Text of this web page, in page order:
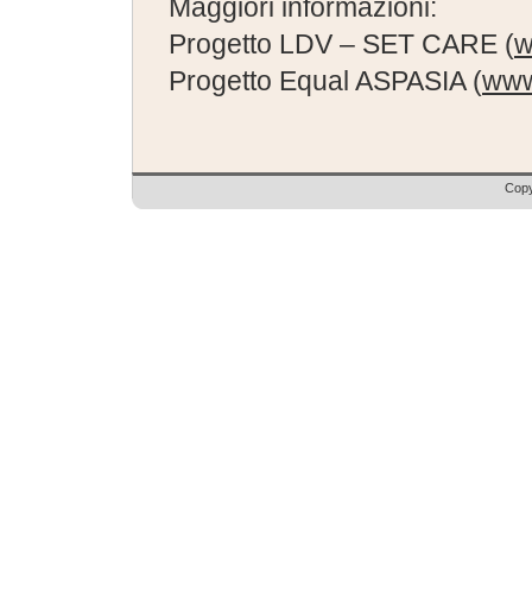
Maggiori informazioni:
Progetto LDV – SET CARE (
Progetto Equal ASPASIA (